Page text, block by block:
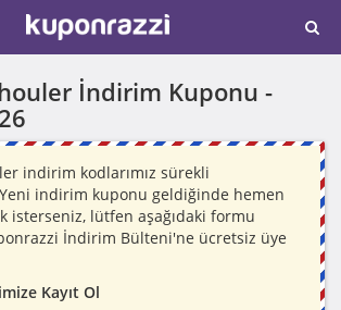
İndirim Kuponu -
indirim kodlarımız sürekli
indirim kuponu geldiğinde hemen
isterseniz, lütfen aşağıdaki formu
İndirim Bülteni'ne ücretsiz üye
Kayıt Ol